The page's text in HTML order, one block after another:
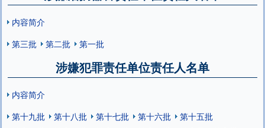
内容简介
第三批
第二批 第一批
涉嫌犯罪责任单位责任人名单
内容简介
第十九批
第十八批 第十七批 第十六批
第十五批